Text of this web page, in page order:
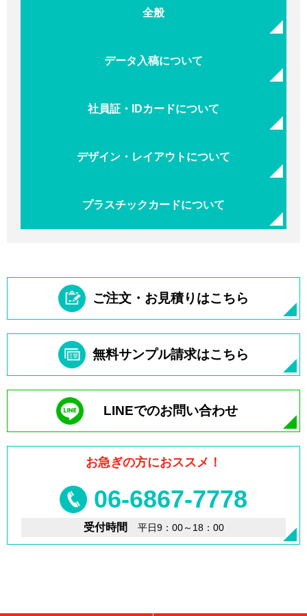
全般
データ入稿について
社員証・IDカードについて
デザイン・レイアウトについて
プラスチックカードについて
ご注文・お見積りはこちら
無料サンプル請求はこちら
LINEでのお問い合わせ
お急ぎの方におススメ！
06-6867-7778
受付時間 平日9：00～18：00